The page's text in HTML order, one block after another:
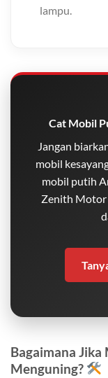
lampu.
Cat Mobil
Jangan
mobil
mobil putih
Zenith Motor
Bagaimana
Menguning?